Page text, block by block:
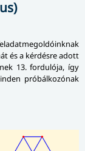
és a kérdésre adott
13. fordulója, így
próbálkozónak